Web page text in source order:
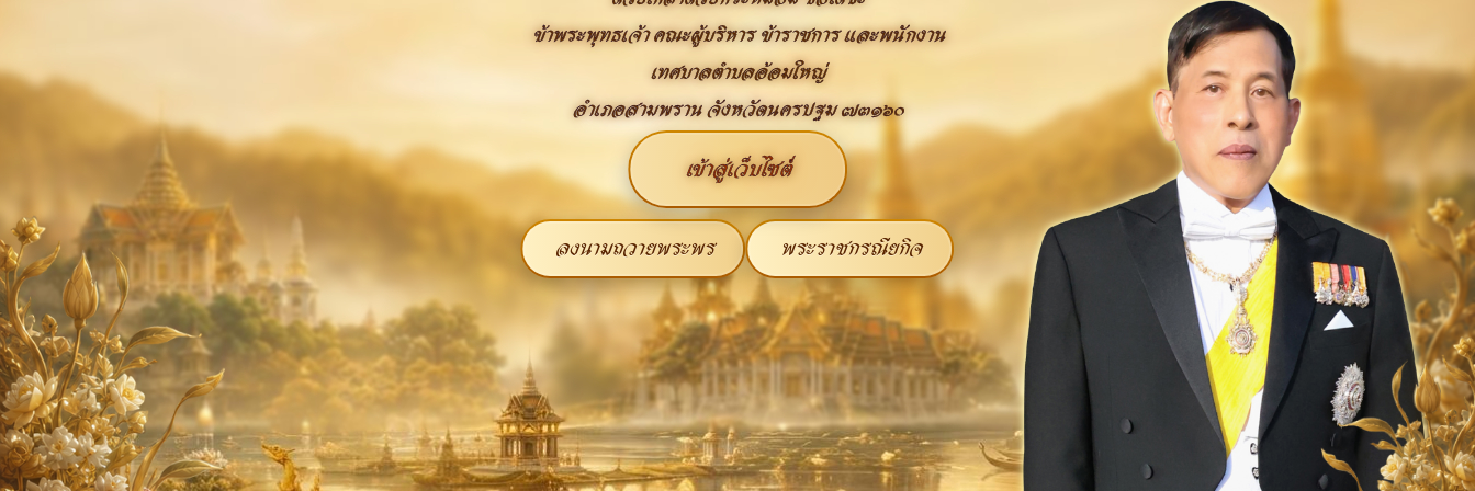
ข้าพระพุทธเจ้า คณะผู้บริหาร ข้าราชการ และพนักงาน
เทศบาลตำบลอ้อมใหญ่
อำเภอสามพราน จังหวัดนครปฐม ๗๓๑๖๐
เข้าสู่เว็บไซต์
ลงนามถวายพระพร พระราชกรณียกิจ